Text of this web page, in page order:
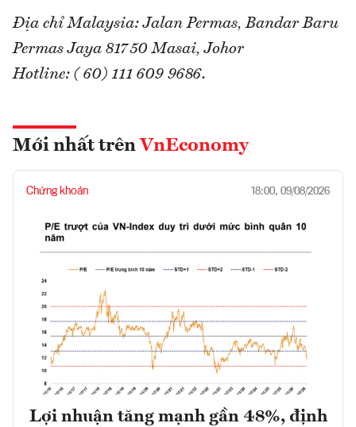
Địa chỉ Malaysia: Jalan Permas, Bandar Baru
Permas Jaya 81750 Masai, Johor
Hotline: ( 60) 111 609 9686.
Mới nhất trên VnEconomy
Chứng khoán 18:00, 09/08/2026
Lợi nhuận tăng mạnh gần 48%, định